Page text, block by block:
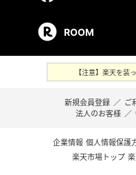
ROOM
【注意】楽天を装
新規会員登録 ／ ご
法人のお客様 ／
企業情報 個人情報保護
楽天市場トップ